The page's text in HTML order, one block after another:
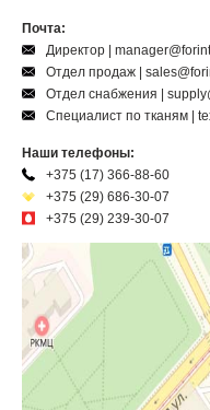
Почта:
Директор |
Отдел продаж |
Отдел снабжения |
Специалист по тканям |
Наши телефоны:
+375 (17) 366-88-60
+375 (29) 686-30-07
+375 (29) 239-30-07